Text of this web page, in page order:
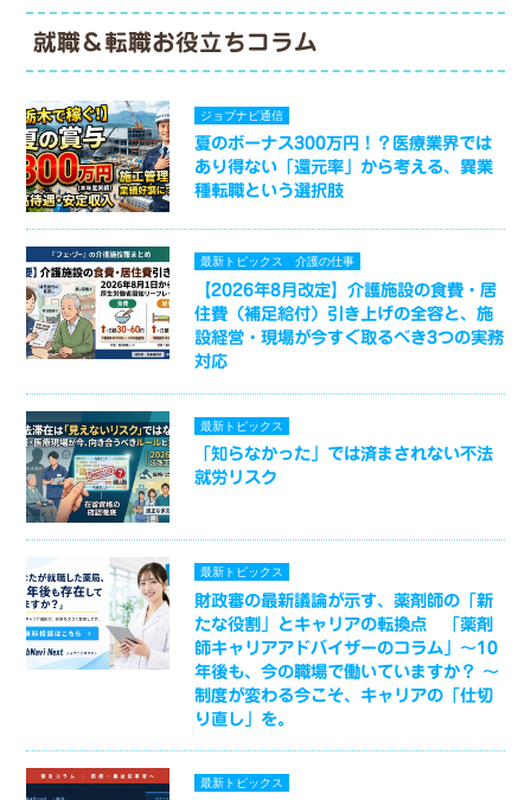
就職＆転職お役立ちコラム
ジョブナビ通信
夏のボーナス300万円！？医療業界では
あり得ない「還元率」から考える、異業
種転職という選択肢
最新トピックス 介護の仕事
【2026年8月改定】介護施設の食費・居
住費（補足給付）引き上げの全容と、施
設経営・現場が今すぐ取るべき3つの実務
対応
最新トピックス
「知らなかった」では済まされない不法
就労リスク
最新トピックス
財政審の最新議論が示す、薬剤師の「新
たな役割」とキャリアの転換点 「薬剤
師キャリアアドバイザーのコラム」～10
年後も、今の職場で働いていますか？ ～
制度が変わる今こそ、キャリアの「仕切
り直し」を。
最新トピックス